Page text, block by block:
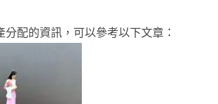
配的資訊，可以參考以下文章：